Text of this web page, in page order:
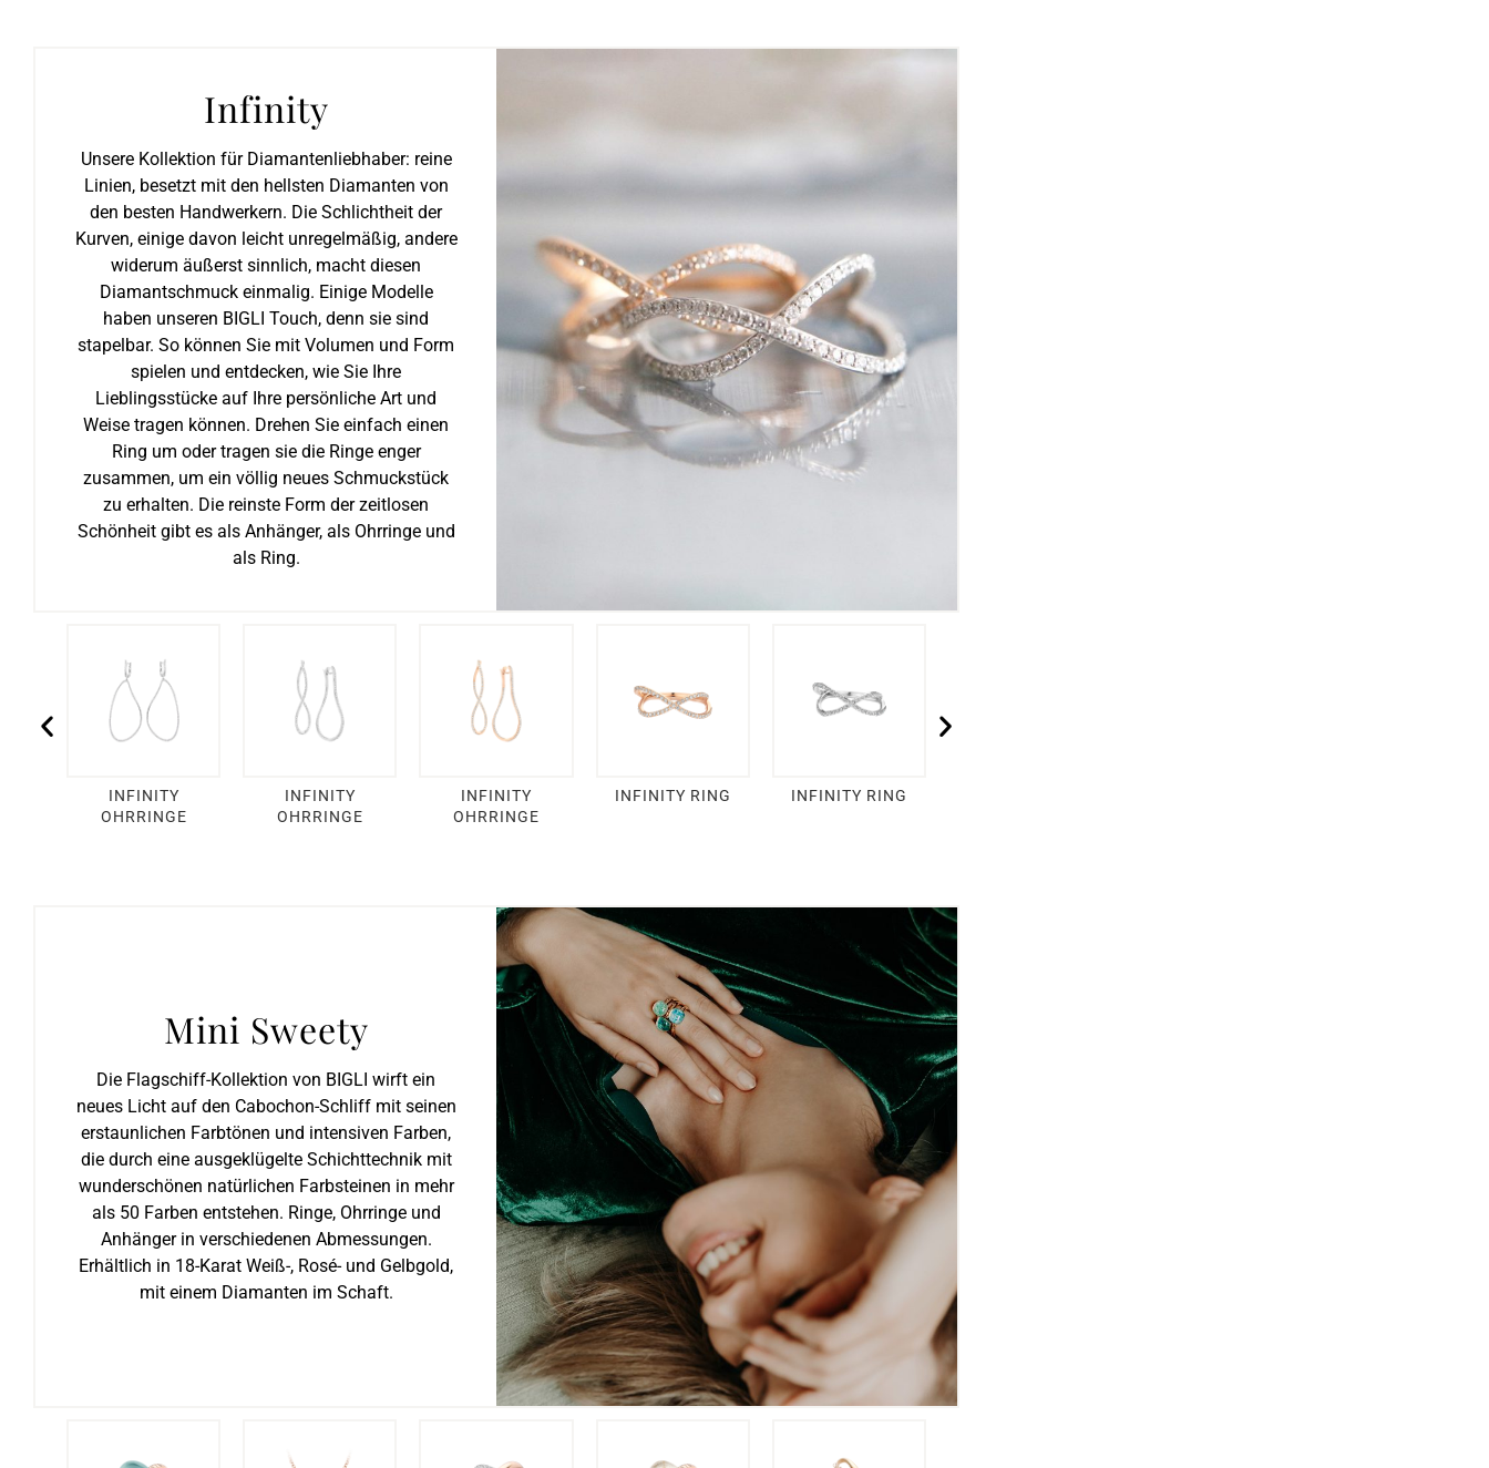
Infinity
Unsere Kollektion für Diamantenliebhaber: reine
Linien, besetzt mit den hellsten Diamanten von
den besten Handwerkern. Die Schlichtheit der
Kurven, einige davon leicht unregelmäßig, andere
widerum äußerst sinnlich, macht diesen
Diamantschmuck einmalig. Einige Modelle
haben unseren BIGLI Touch, denn sie sind
stapelbar. So können Sie mit Volumen und Form
spielen und entdecken, wie Sie Ihre
Lieblingsstücke auf Ihre persönliche Art und
Weise tragen können. Drehen Sie einfach einen
Ring um oder tragen sie die Ringe enger
zusammen, um ein völlig neues Schmuckstück
zu erhalten. Die reinste Form der zeitlosen
Schönheit gibt es als Anhänger, als Ohrringe und
als Ring.
INFINITY
OHRRINGE
INFINITY
OHRRINGE
INFINITY
OHRRINGE
INFINITY RING INFINITY RING
Mini Sweety
Die Flagschiff-Kollektion von BIGLI wirft ein
neues Licht auf den Cabochon-Schliff mit seinen
erstaunlichen Farbtönen und intensiven Farben,
die durch eine ausgeklügelte Schichttechnik mit
wunderschönen natürlichen Farbsteinen in mehr
als 50 Farben entstehen. Ringe, Ohrringe und
Anhänger in verschiedenen Abmessungen.
Erhältlich in 18-Karat Weiß-, Rosé- und Gelbgold,
mit einem Diamanten im Schaft.